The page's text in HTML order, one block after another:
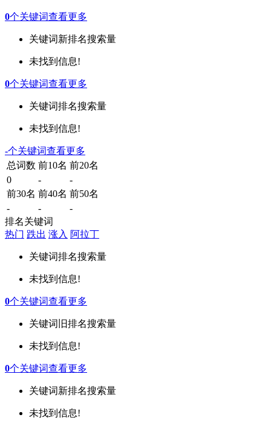
0个关键词查看更多
关键词新排名搜索量
未找到信息!
0个关键词查看更多
关键词排名搜索量
未找到信息!
-个关键词查看更多
总词数 前10名 前20名
0
-
-
前30名 前40名 前50名
-
-
-
排名关键词
热门 跌出 涨入 阿拉丁
关键词排名搜索量
未找到信息!
0个关键词查看更多
关键词 旧排名搜索量
未找到信息!
0个关键词查看更多
关键词新排名搜索量
未找到信息!